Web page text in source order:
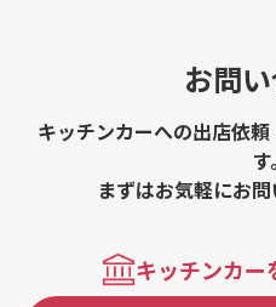
お問
キッチンカーへの出店依
す。
まずはお気軽にお問
キッチンカー